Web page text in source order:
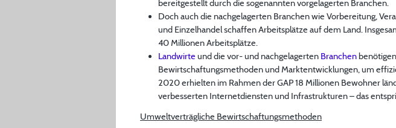
bereitgestellt durch die sogenannten vorgelagerten Branchen.
Doch auch die nachgelagerten Branchen wie Vorbereitung,
und Einzelhandel schaffen Arbeitsplätze auf dem Land.
40 Millionen Arbeitsplätze.
Landwirte und die vor- und nachgelagerten Branchen
Bewirtschaftungsmethoden und Marktentwicklungen, um
2020 erhielten im Rahmen der GAP 18 Millionen Bewohner
verbesserten Internetdiensten und Infrastrukturen – das
Umweltverträgliche Bewirtschaftungsmethoden